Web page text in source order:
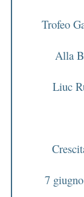
Trofeo
Alla
Liuc
7